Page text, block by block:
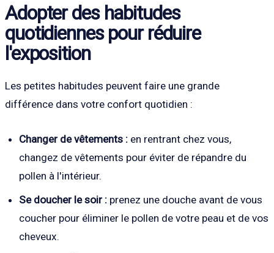
Adopter des habitudes
quotidiennes pour réduire
l'exposition
Les petites habitudes peuvent faire une grande
différence dans votre confort quotidien :
Changer de vêtements : en rentrant chez vous,
changez de vêtements pour éviter de répandre du
pollen à l'intérieur.
Se doucher le soir : prenez une douche avant de vous
coucher pour éliminer le pollen de votre peau et de vos
cheveux.